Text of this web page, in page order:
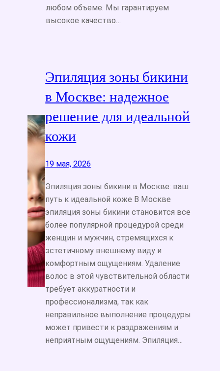
любом объеме. Мы гарантируем
высокое качество…
Эпиляция зоны бикини
в Москве: надежное
решение для идеальной
кожи
19 мая, 2026
Эпиляция зоны бикини в Москве: ваш
путь к идеальной коже В Москве
эпиляция зоны бикини становится все
более популярной процедурой среди
женщин и мужчин, стремящихся к
эстетичному внешнему виду и
комфортным ощущениям. Удаление
волос в этой чувствительной области
требует аккуратности и
профессионализма, так как
неправильное выполнение процедуры
может привести к раздражениям и
неприятным ощущениям. Эпиляция…